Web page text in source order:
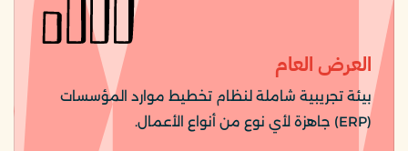
العرض العام
بيئة تجريبية شاملة لنظام تخطيط موارد المؤسسات
(ERP) جاهزة لأي نوع من أنواع الأعمال.